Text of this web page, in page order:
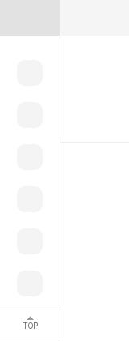
TOP